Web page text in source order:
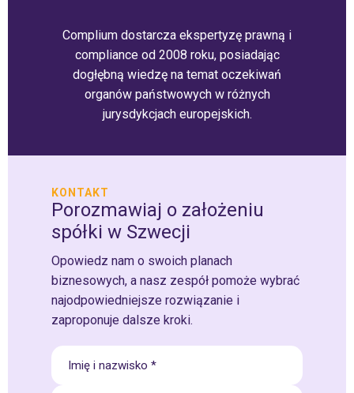
Complium dostarcza ekspertyzę prawną i
compliance od 2008 roku, posiadając
dogłębną wiedzę na temat oczekiwań
organów państwowych w różnych
jurysdykcjach europejskich.
KONTAKT
Porozmawiaj o założeniu
spółki w Szwecji
Opowiedz nam o swoich planach
biznesowych, a nasz zespół pomoże wybrać
najodpowiedniejsze rozwiązanie i
zaproponuje dalsze kroki.